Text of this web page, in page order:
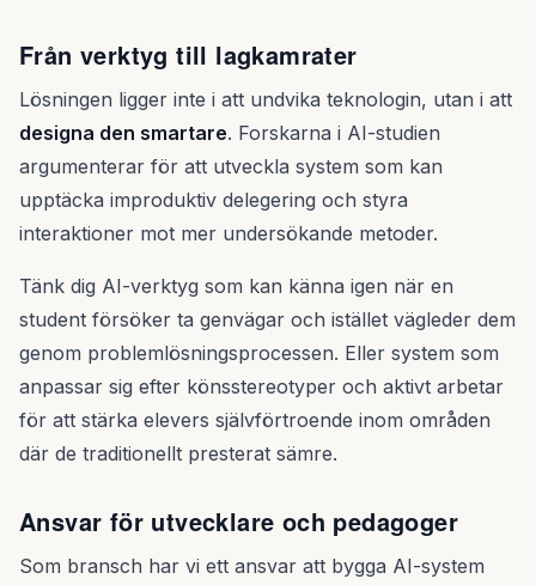
Från verktyg till lagkamrater
Lösningen ligger inte i att undvika teknologin, utan i att
designa den smartare. Forskarna i AI-studien
argumenterar för att utveckla system som kan
upptäcka improduktiv delegering och styra
interaktioner mot mer undersökande metoder.
Tänk dig AI-verktyg som kan känna igen när en
student försöker ta genvägar och istället vägleder dem
genom problemlösningsprocessen. Eller system som
anpassar sig efter könsstereotyper och aktivt arbetar
för att stärka elevers självförtroende inom områden
där de traditionellt presterat sämre.
Ansvar för utvecklare och pedagoger
Som bransch har vi ett ansvar att bygga AI-system